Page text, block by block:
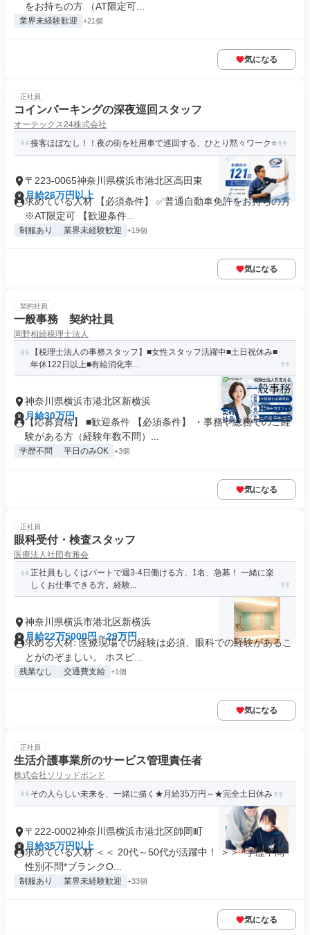
をお持ちの方 （AT限定可...
業界未経験歓迎 +21個
気になる
正社員
コインパーキングの深夜巡回スタッフ
オーテックス24株式会社
接客ほぼなし！！夜の街を社用車で巡回する、ひとり黙々ワーク⭐
〒223-0065神奈川県横浜市港北区高田東
月給26万円以上
求めている人材 【必須条件】 ✅普通自動車免許をお持ちの方
※AT限定可 【歓迎条件...
制服あり 業界未経験歓迎 +19個
気になる
契約社員
一般事務 契約社員
岡野相続税理士法人
【税理士法人の事務スタッフ】■女性スタッフ活躍中■土日祝休み■
年休122日以上■有給消化率...
神奈川県横浜市港北区新横浜
月給30万円
【応募資格】 ■歓迎条件 【必須条件】 ・事務や総務でのご経
験がある方（経験年数不問）...
学歴不問 平日のみOK +3個
気になる
正社員
眼科受付・検査スタッフ
医療法人社団有雅会
正社員もしくはパートで週3-4日働ける方、1名、急募！ 一緒に楽
しくお仕事できる方。経験...
神奈川県横浜市港北区新横浜
月給22万5000円～29万円
求める人材: 医療現場での経験は必須、眼科での経験があるこ
とがのぞましい。 ホスピ...
残業なし 交通費支給 +1個
気になる
正社員
生活介護事業所のサービス管理責任者
株式会社ソリッドボンド
その人らしい未来を、一緒に描く★月給35万円～★完全土日休み
〒222-0002神奈川県横浜市港北区師岡町
月給35万円以上
求めている人材 ＜＜ 20代～50代が活躍中！ ＞＞ *学歴不問*
性別不問*ブランクO...
制服あり 業界未経験歓迎 +33個
気になる